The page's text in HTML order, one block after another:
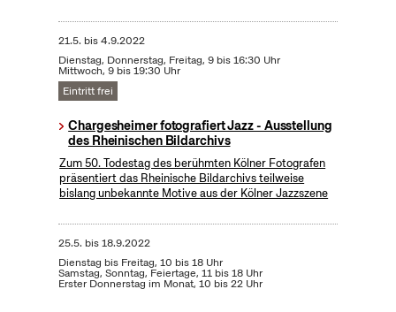
21.5. bis4.9.2022
Dienstag, Donnerstag, Freitag, 9 bis 16:30 Uhr
Mittwoch, 9 bis 19:30 Uhr
Eintritt frei
Chargesheimer fotografiert Jazz - Ausstellung
des Rheinischen Bildarchivs
Zum 50. Todestag des berühmten Kölner Fotografen
präsentiert das Rheinische Bildarchivs teilweise
bislang unbekannte Motive aus der Kölner Jazzszene
25.5. bis18.9.2022
Dienstag bis Freitag, 10 bis 18 Uhr
Samstag, Sonntag, Feiertage, 11 bis 18 Uhr
Erster Donnerstag im Monat, 10 bis 22 Uhr